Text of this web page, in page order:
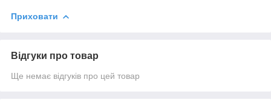
Приховати
Відгуки про товар
Ще немає відгуків про цей товар